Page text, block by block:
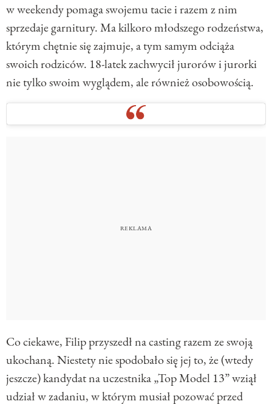
w weekendy pomaga swojemu tacie i razem z nim
sprzedaje garnitury. Ma kilkoro młodszego rodzeństwa,
którym chętnie się zajmuje, a tym samym odciąża
swoich rodziców. 18-latek zachwycił jurorów i jurorki
nie tylko swoim wyglądem, ale również osobowością.
Co ciekawe, Filip przyszedł na casting razem ze swoją
ukochaną. Niestety nie spodobało się jej to, że (wtedy
jeszcze) kandydat na uczestnika „Top Model 13” wziął
udział w zadaniu, w którym musiał pozować przed